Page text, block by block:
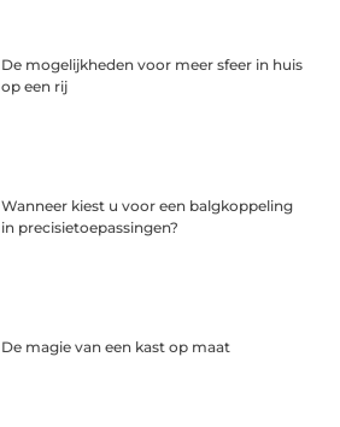
De mogelijkheden voor meer sfeer in huis
op een rij
Wanneer kiest u voor een balgkoppeling
in precisietoepassingen?
De magie van een kast op maat